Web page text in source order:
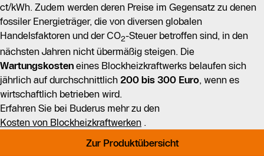
ct/kWh. Zudem werden deren Preise im Gegensatz zu denen
fossiler Energieträger, die von diversen globalen
Handelsfaktoren und der CO2-Steuer betroffen sind, in den
nächsten Jahren nicht übermäßig steigen. Die
Wartungskosten eines Blockheizkraftwerks belaufen sich
jährlich auf durchschnittlich 200 bis 300 Euro, wenn es
wirtschaftlich betrieben wird.
Erfahren Sie bei Buderus mehr zu den
Kosten von Blockheizkraftwerken .
Zur Produktübersicht